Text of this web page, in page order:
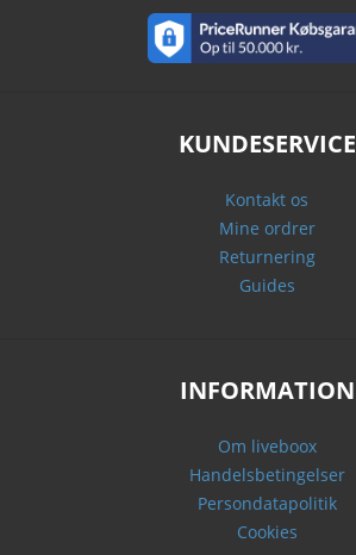
KUNDESERVICE
Kontakt os
Mine ordrer
Returnering
Guides
INFORMATION
Om liveboox
Handelsbetingelser
Persondatapolitik
Cookies